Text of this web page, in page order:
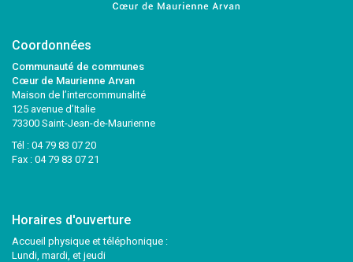
Coordonnées
Communauté de communes
Cœur de Maurienne Arvan
Maison de l’intercommunalité
125 avenue d’Italie
73300 Saint-Jean-de-Maurienne
Tél : 04 79 83 07 20
Fax : 04 79 83 07 21
Horaires d'ouverture
Accueil physique et téléphonique :
Lundi, mardi, et jeudi